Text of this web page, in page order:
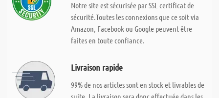
Notre site est sécurisée par SSL certificat de
sécurité.Toutes les connexions que ce soit via
Amazon, Facebook ou Google peuvent être
faites en toute confiance.
Livraison rapide
99% de nos articles sont en stock et livrables de